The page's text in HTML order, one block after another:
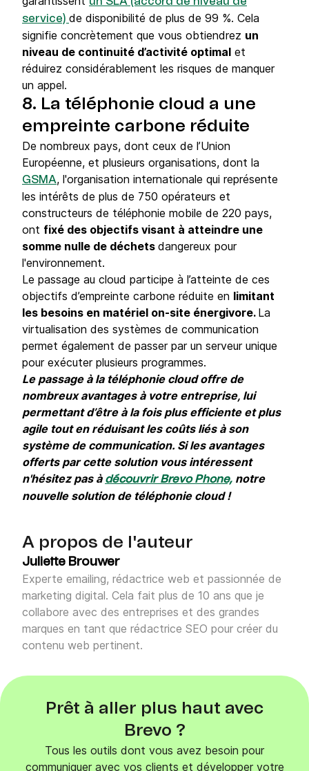
service) de disponibilité de plus de 99 %. Cela
signifie concrètement que vous obtiendrez un
niveau de continuité d’activité optimal et
réduirez considérablement les risques de manquer
un appel.
8. La téléphonie cloud a une
empreinte carbone réduite
De nombreux pays, dont ceux de l’Union
Européenne, et plusieurs organisations, dont la
GSMA, l'organisation internationale qui représente
les intérêts de plus de 750 opérateurs et
constructeurs de téléphonie mobile de 220 pays,
ont fixé des objectifs visant à atteindre une
somme nulle de déchets dangereux pour
l'environnement.
Le passage au cloud participe à l’atteinte de ces
objectifs d’empreinte carbone réduite en limitant
les besoins en matériel on-site énergivore. La
virtualisation des systèmes de communication
permet également de passer par un serveur unique
pour exécuter plusieurs programmes.
Le passage à la téléphonie cloud offre de
nombreux avantages à votre entreprise, lui
permettant d’être à la fois plus efficiente et plus
agile tout en réduisant les coûts liés à son
système de communication. Si les avantages
offerts par cette solution vous intéressent
n'hésitez pas à découvrir Brevo Phone, notre
nouvelle solution de téléphonie cloud !
A propos de l'auteur
Juliette Brouwer
Experte emailing, rédactrice web et passionnée de
marketing digital. Cela fait plus de 10 ans que je
collabore avec des entreprises et des grandes
marques en tant que rédactrice SEO pour créer du
contenu web pertinent.
Prêt à aller plus haut avec
Brevo ?
Tous les outils dont vous avez besoin pour
communiquer avec vos clients et développer votre